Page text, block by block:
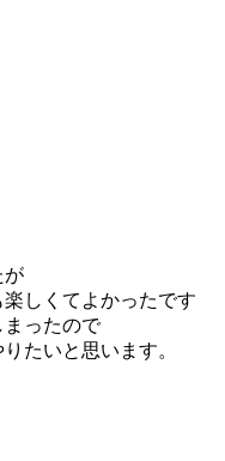
が
しくてよかったです
ったので
たいと思います。